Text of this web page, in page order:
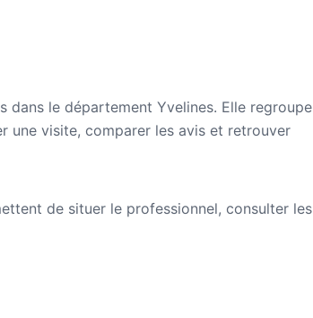
le département Yvelines. Elle regroupe
une visite, comparer les avis et retrouver
de situer le professionnel, consulter les